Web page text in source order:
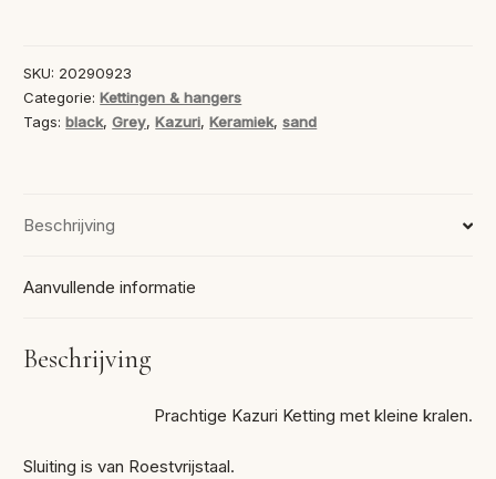
SKU: 20290923
Categorie:Kettingen & hangers
Tags:black,Grey,Kazuri,Keramiek,sand
Beschrijving
Aanvullende informatie
Beschrijving
Prachtige Kazuri Ketting met kleine kralen.
Sluiting is van Roestvrijstaal.